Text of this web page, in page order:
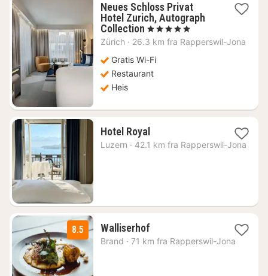
Neues Schloss Privat
Hotel Zurich, Autograph
Collection 1
natt
5024
kr.
, 5 Stjerner
Zürich · 26.3 km fra Rapperswil-Jona
Gratis Wi-Fi
Restaurant
Heis
Hotel Royal1
natt
Luzern · 42.1 km fra Rapperswil-Jona
8.5 Walliserhof1
natt
Brand · 71 km fra Rapperswil-Jona